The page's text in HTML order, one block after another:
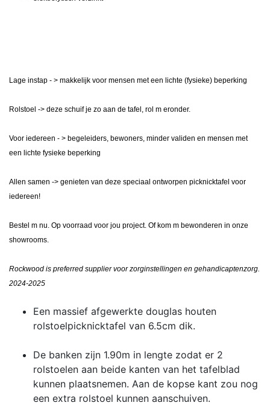
Lage instap - > makkelijk voor mensen met een lichte (fysieke) beperking
Rolstoel -> deze schuif je zo aan de tafel, rol m eronder.
Voor iedereen - > begeleiders, bewoners, minder validen en mensen met
een lichte fysieke beperking
Allen samen -> genieten van deze speciaal ontworpen picknicktafel voor
iedereen!
Bestel m nu. Op voorraad voor jou project. Of kom m bewonderen in onze
showrooms.
Rockwood is preferred supplier voor zorginstellingen en gehandicaptenzorg.
2024-2025
Een massief afgewerkte douglas houten
rolstoelpicknicktafel van 6.5cm dik.
De banken zijn 1.90m in lengte zodat er 2
rolstoelen aan beide kanten van het tafelblad
kunnen plaatsnemen. Aan de kopse kant zou nog
een extra rolstoel kunnen aanschuiven.